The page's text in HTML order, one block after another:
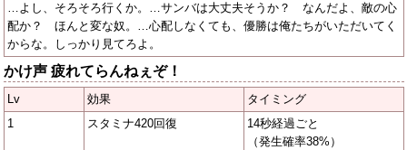
…よし、そろそろ行くか。…サンバは大丈夫そうか？ なんだよ、敵の心
配か？ ほんと変な奴。…心配しなくても、優勝は俺たちがいただいてく
からな。しっかり見てろよ。
かけ声 疲れてらんねぇぞ！
Lv 効果
タイミング
1
スタミナ420回復
14秒経過ごと
（発生確率38%）